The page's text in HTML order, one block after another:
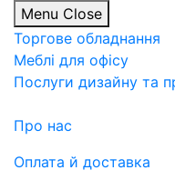
Menu Close
Торгове обладнання
Меблі для офісу
Послуги дизайну та
Про нас
Оплата й доставка